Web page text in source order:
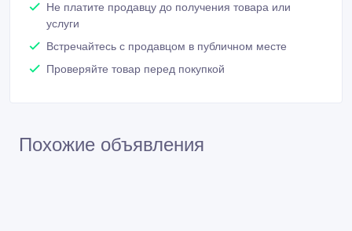
Не платите продавцу до получения товара или
услуги
Встречайтесь с продавцом в публичном месте
Проверяйте товар перед покупкой
Похожие объявления